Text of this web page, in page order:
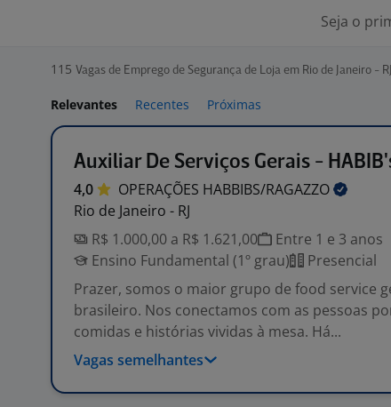
Seja o
115 Vagas de Emprego de Segurança de Loja em Rio de Janeiro - RJ
Relevantes Recentes Próximas
Auxiliar De Serviços Gerais -
4,0 OPERAÇÕES HABBIBS/RAGAZZO
Rio de Janeiro - RJ
R$ 1.000,00 a R$ 1.621,00
Entre 1 e 3 anos
Ensino Fundamental (1º grau)
Presencial
Prazer, somos o maior grupo de food service
brasileiro. Nos conectamos com as pessoas
comidas e histórias vividas à mesa. Há...
Vagas semelhantes